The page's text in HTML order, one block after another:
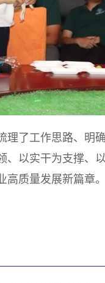
理了工作思路、明
、以实干为支撑、
高质量发展新篇章